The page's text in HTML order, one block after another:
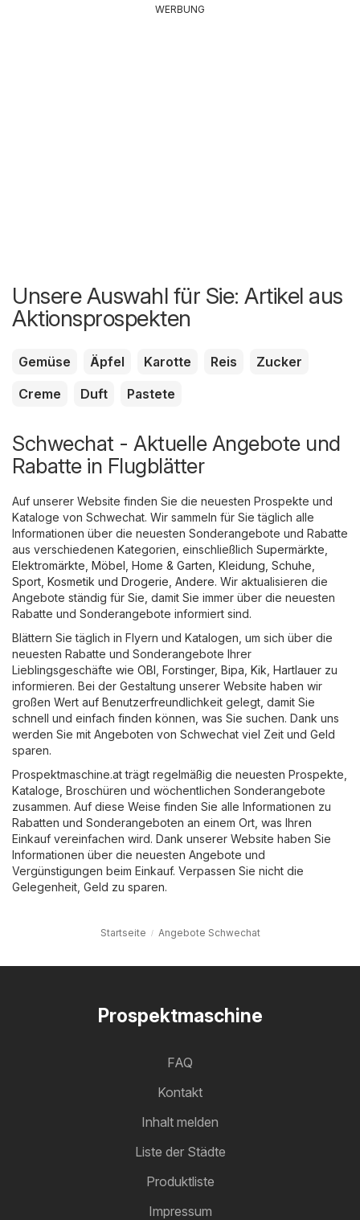
WERBUNG
Unsere Auswahl für Sie: Artikel aus
Aktionsprospekten
Gemüse Äpfel Karotte Reis
Zucker
Creme
Duft Pastete
Schwechat - Aktuelle Angebote und
Rabatte in Flugblätter
Auf unserer Website finden Sie die neuesten Prospekte und
Kataloge von Schwechat. Wir sammeln für Sie täglich alle
Informationen über die neuesten Sonderangebote und Rabatte
aus verschiedenen Kategorien, einschließlich Supermärkte
Elektromärkte Möbel, Home & Garten Kleidung, Schuhe,
Sport Kosmetik und Drogerie Andere. Wir aktualisieren die
Angebote ständig für Sie, damit Sie immer über die neuesten
Rabatte und Sonderangebote informiert sind.
Blättern Sie täglich in Flyern und Katalogen, um sich über die
neuesten Rabatte und Sonderangebote Ihrer
Lieblingsgeschäfte wie OBI Forstinger, Bipa Kik Hartlauer zu
informieren. Bei der Gestaltung unserer Website haben wir
großen Wert auf Benutzerfreundlichkeit gelegt, damit Sie
schnell und einfach finden können, was Sie suchen. Dank uns
werden Sie mit Angeboten von Schwechat viel Zeit und Geld
sparen.
Prospektmaschine.at trägt regelmäßig die neuesten Prospekte,
Kataloge, Broschüren und wöchentlichen Sonderangebote
zusammen. Auf diese Weise finden Sie alle Informationen zu
Rabatten und Sonderangeboten an einem Ort, was Ihren
Einkauf vereinfachen wird. Dank unserer Website haben Sie
Informationen über die neuesten Angebote und
Vergünstigungen beim Einkauf. Verpassen Sie nicht die
Gelegenheit, Geld zu sparen.
Startseite Angebote Schwechat
Prospektmaschine
FAQ
Kontakt
Inhalt melden
Liste der Städte
Produktliste
Impressum